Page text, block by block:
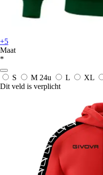
+5
Maat
*
S M 24u L XL
Dit veld is verplicht